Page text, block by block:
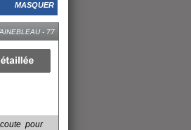
MASQUER
- 77
pour